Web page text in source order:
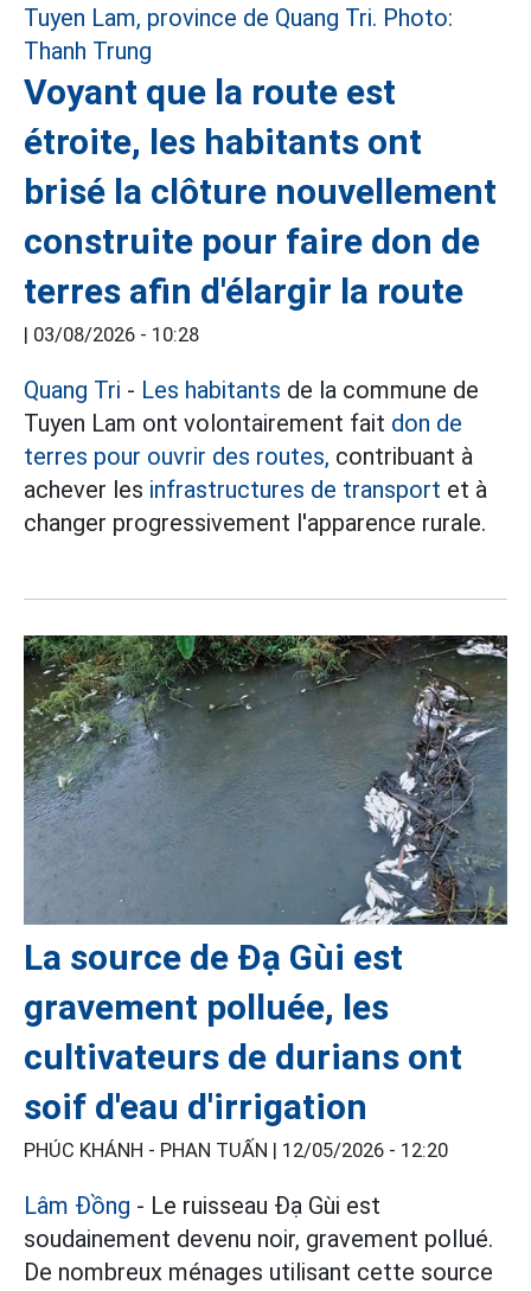
Voyant que la route est
étroite, les habitants ont
brisé la clôture nouvellement
construite pour faire don de
terres afin d'élargir la route
| 03/08/2026 - 10:28
Quang Tri - Les habitants de la commune de
Tuyen Lam ont volontairement fait don de
terres pour ouvrir des routes, contribuant à
achever les infrastructures de transport et à
changer progressivement l'apparence rurale.
La source de Đạ Gùi est
gravement polluée, les
cultivateurs de durians ont
soif d'eau d'irrigation
PHÚC KHÁNH - PHAN TUẤN | 12/05/2026 - 12:20
Lâm Đồng - Le ruisseau Đạ Gùi est
soudainement devenu noir, gravement pollué.
De nombreux ménages utilisant cette source